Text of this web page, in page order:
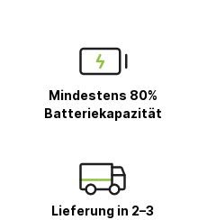
Mindestens 80%
Batteriekapazität
Lieferung in 2–3